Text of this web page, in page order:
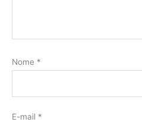
Nome *
E-mail *